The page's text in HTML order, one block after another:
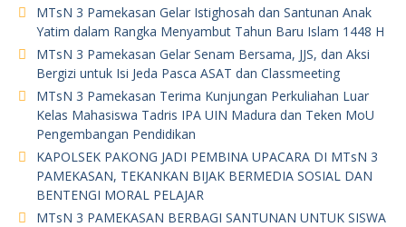
MTsN 3 Pamekasan Gelar Istighosah dan Santunan Anak
Yatim dalam Rangka Menyambut Tahun Baru Islam 1448 H
MTsN 3 Pamekasan Gelar Senam Bersama, JJS, dan Aksi
Bergizi untuk Isi Jeda Pasca ASAT dan Classmeeting
MTsN 3 Pamekasan Terima Kunjungan Perkuliahan Luar
Kelas Mahasiswa Tadris IPA UIN Madura dan Teken MoU
Pengembangan Pendidikan
KAPOLSEK PAKONG JADI PEMBINA UPACARA DI MTsN 3
PAMEKASAN, TEKANKAN BIJAK BERMEDIA SOSIAL DAN
BENTENGI MORAL PELAJAR
MTsN 3 PAMEKASAN BERBAGI SANTUNAN UNTUK SISWA